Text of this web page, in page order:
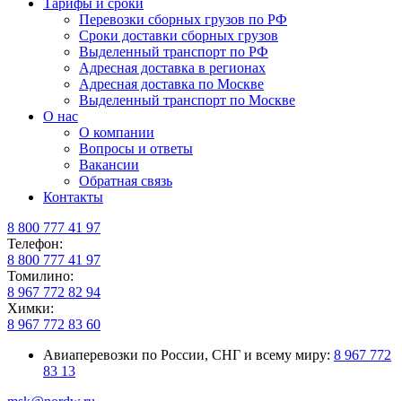
Тарифы и сроки
Перевозки сборных грузов по РФ
Сроки доставки сборных грузов
Выделенный транспорт по РФ
Адресная доставка в регионах
Адресная доставка по Москве
Выделенный транспорт по Москве
О нас
О компании
Вопросы и ответы
Вакансии
Обратная связь
Контакты
8 800 777 41 97
Телефон:
8 800 777 41 97
Томилино:
8 967 772 82 94
Химки:
8 967 772 83 60
Авиаперевозки по России, СНГ и всему миру: 8 967 772
83 13